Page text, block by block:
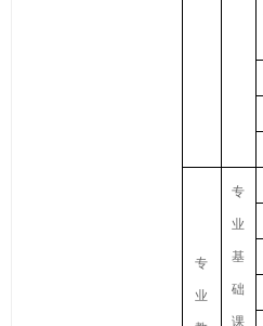
专
业
专
业
基
础
课